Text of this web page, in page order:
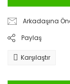
Arkadaşına
Paylaş
Karşılaştır